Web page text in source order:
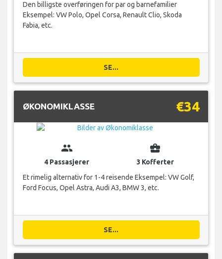
Den billigste overføringen for par og barnefamilier
Eksempel: VW Polo, Opel Corsa, Renault Clio, Skoda
Fabia, etc.
SE...
ØKONOMIKLASSE €34
group
4 Passasjerer
business_center
3 Kofferter
Et rimelig alternativ for 1-4 reisende Eksempel: VW Golf,
Ford Focus, Opel Astra, Audi A3, BMW 3, etc.
SE...